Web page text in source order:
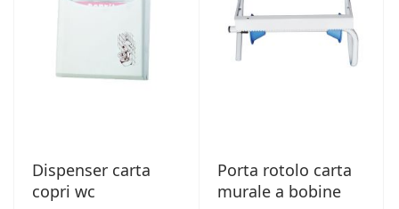
Dispenser carta
copri wc
Porta rotolo carta
murale a bobine